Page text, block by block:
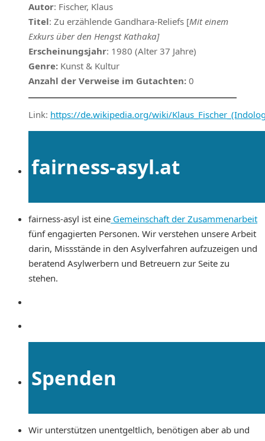
Autor: Fischer, Klaus
Titel: Zu erzählende Gandhara-Reliefs [Mit einem
Exkurs über den Hengst Kathaka]
Erscheinungsjahr: 1980 (Alter 37 Jahre)
Genre: Kunst & Kultur
Anzahl der Verweise im Gutachten: 0
Link: https://de.wikipedia.org/wiki/
fairness-asyl.at
fairness-asyl ist eine Gemeinschaft der Zusammenarbeit
fünf engagierten Personen. Wir verstehen unsere Arbeit
darin, Missstände in den Asylverfahren aufzuzeigen und
beratend Asylwerbern und Betreuern zur Seite zu
stehen.
Spenden
Wir unterstützen unentgeltlich, benötigen aber ab und